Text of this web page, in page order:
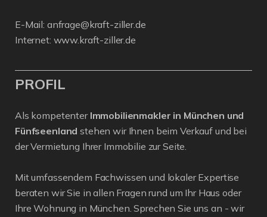
E-Mail: anfrage@kraft-ziller.de
Internet: www.kraft-ziller.de
PROFIL
Als kompetenter Immobilienmakler in München und
Fünfseenland stehen wir Ihnen beim Verkauf und bei
der Vermietung Ihrer Immobilie zur Seite.
Mit umfassendem Fachwissen und lokaler Expertise
beraten wir Sie in allen Fragen rund um Ihr Haus oder
Ihre Wohnung in München. Sprechen Sie uns an - wir